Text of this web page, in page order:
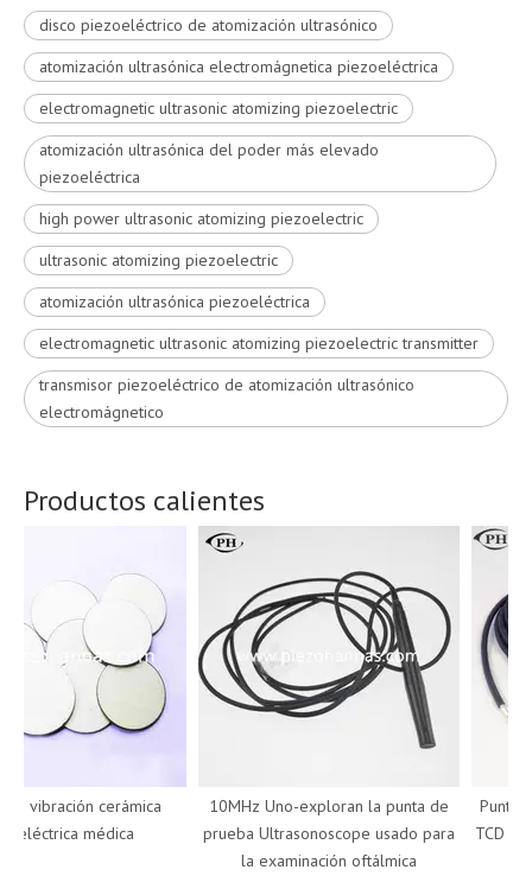
disco piezoeléctrico de atomización ultrasónico
atomización ultrasónica electromágnetica piezoeléctrica
electromagnetic ultrasonic atomizing piezoelectric
atomización ultrasónica del poder más elevado
piezoeléctrica
high power ultrasonic atomizing piezoelectric
ultrasonic atomizing piezoelectric
atomización ultrasónica piezoeléctrica
electromagnetic ultrasonic atomizing piezoelectric transmitter
transmisor piezoeléctrico de atomización ultrasónico
electromágnetico
Productos calientes
vibración cerámica
médica
10MHz Uno-exploran la punta de
prueba Ultrasonoscope usado para
la examinación oftálmica
Punta
TCD